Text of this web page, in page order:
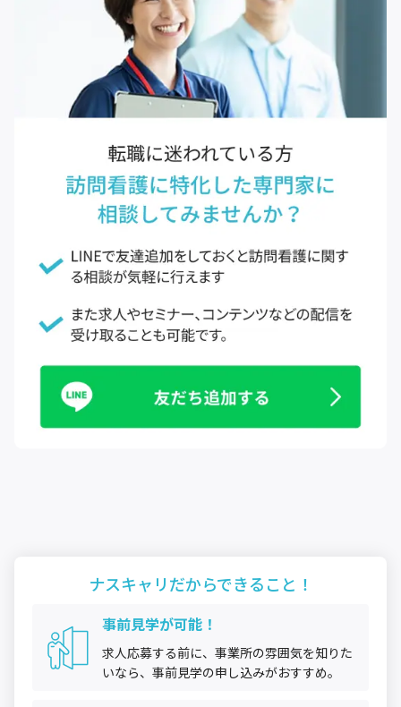
ナスキャリだからできること！
事前見学が可能！
求人応募する前に、事業所の雰囲気を知りた
いなら、事前見学の申し込みがおすすめ。